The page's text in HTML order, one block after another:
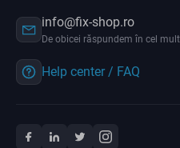
info@fix-shop.ro
De obicei răspundem în cel
Help center / FAQ